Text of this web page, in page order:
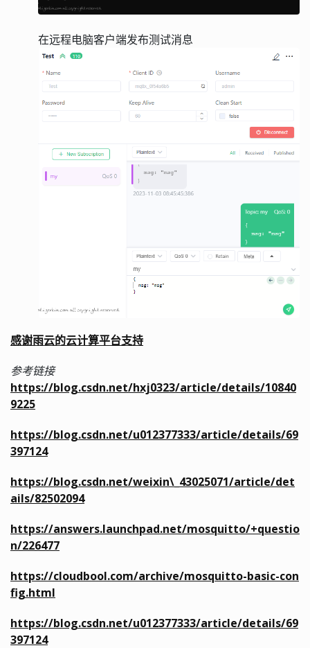
在远程电脑客户端发布测试消息
感谢雨云的云计算平台支持
参考链接
https://blog.csdn.net/hxj0323/article/details/10840
9225
https://blog.csdn.net/u012377333/article/details/69
397124
https://blog.csdn.net/weixin\_43025071/article/det
ails/82502094
https://answers.launchpad.net/mosquitto/+questio
n/226477
https://cloudbool.com/archive/mosquitto-basic-con
fig.html
https://blog.csdn.net/u012377333/article/details/69
397124